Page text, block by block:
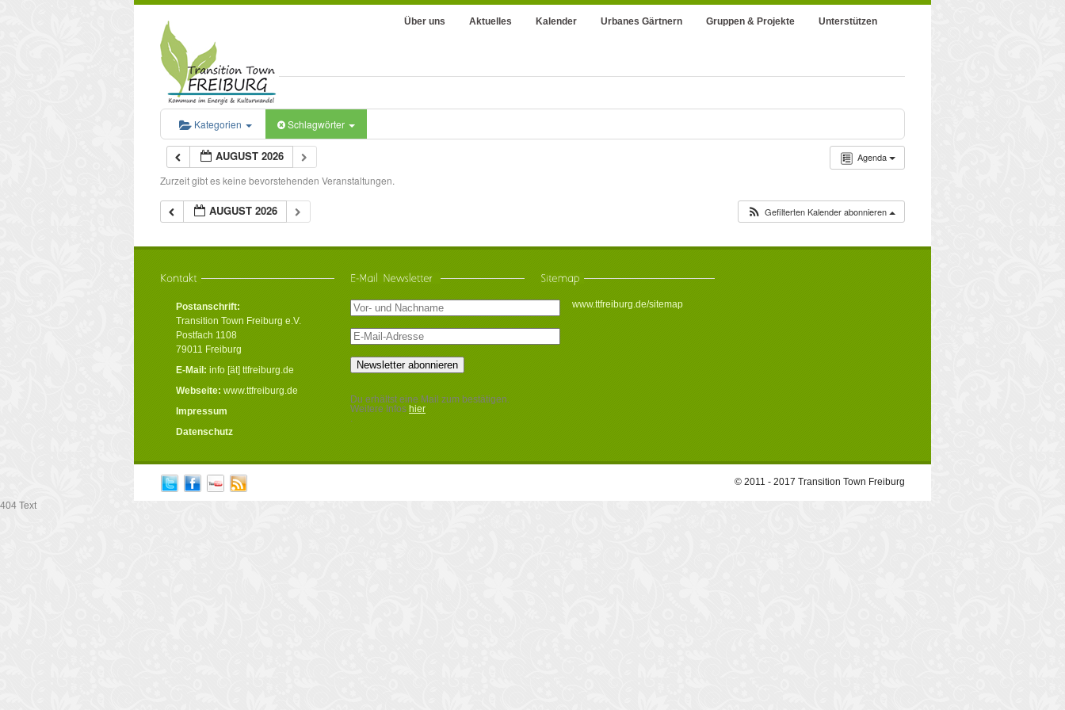
Über uns Aktuelles Kalender Urbanes Gärtnern Gruppen & Projekte Unterstützen
Kategorien Schlagwörter
Agenda
AUGUST 2026
Zurzeit gibt es keine bevorstehenden Veranstaltungen.
AUGUST 2026 Gefilterten Kalender abonnieren
Postanschrift:
Transition Town Freiburg e.V.
Postfach 1108
79011 Freiburg
E-Mail: info [ät] ttfreiburg.de
Webseite: www.ttfreiburg.de
Impressum
Datenschutz
Du erhältst eine Mail zum bestätigen.
Weitere Infos hier
.
www.ttfreiburg.de/sitemap
© 2011 - 2017 Transition Town Freiburg
404 Text